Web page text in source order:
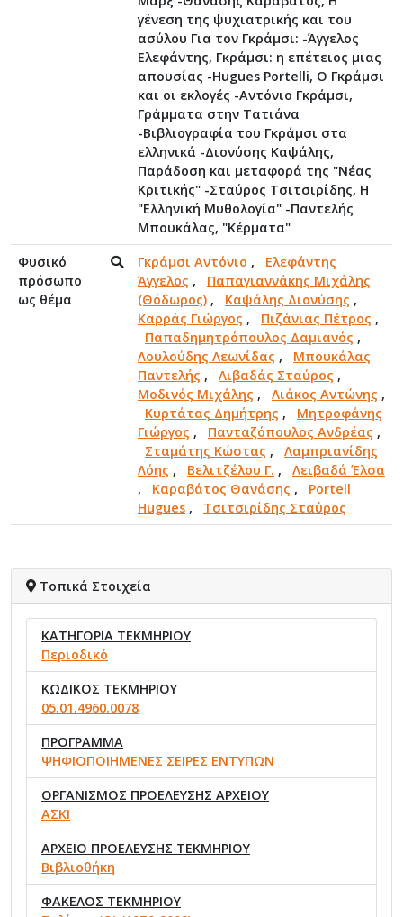
γένεση της ψυχιατρικής και του
ασύλου Για τον Γκράμσι: -Άγγελος
Ελεφάντης, Γκράμσι: η επέτειος μιας
απουσίας -Hugues Portelli, Ο Γκράμσι
και οι εκλογές -Αντόνιο Γκράμσι,
Γράμματα στην Τατιάνα
-Βιβλιογραφία του Γκράμσι στα
ελληνικά -Διονύσης Καψάλης,
Παράδοση και μεταφορά της "Νέας
Κριτικής" -Σταύρος Τσιτσιρίδης, Η
"Ελληνική Μυθολογία" -Παντελής
Μπουκάλας, "Κέρματα"
Φυσικό
πρόσωπο
ως θέμα
Γκράμσι Αντόνιο , Ελεφάντης
Άγγελος , Παπαγιαννάκης Μιχάλης
(Θόδωρος) , Καψάλης Διονύσης ,
Καρράς Γιώργος , Πιζάνιας Πέτρος ,
Παπαδημητρόπουλος Δαμιανός ,
Λουλούδης Λεωνίδας , Μπουκάλας
Παντελής , Λιβαδάς Σταύρος ,
Μοδινός Μιχάλης , Λιάκος Αντώνης ,
Κυρτάτας Δημήτρης , Μητροφάνης
Γιώργος , Πανταζόπουλος Ανδρέας ,
Σταμάτης Κώστας , Λαμπριανίδης
Λόης , Βελιτζέλου Γ. , Λειβαδά Έλσα
, Καραβάτος Θανάσης , Portell
Hugues , Τσιτσιρίδης Σταύρος
Τοπικά Στοιχεία
ΚΑΤΗΓΟΡΙΑ ΤΕΚΜΗΡΙΟΥ
Περιοδικό
ΚΩΔΙΚΟΣ ΤΕΚΜΗΡΙΟΥ
05.01.4960.0078
ΠΡΟΓΡΑΜΜΑ
ΨΗΦΙΟΠΟΙΗΜΕΝΕΣ ΣΕΙΡΕΣ ΕΝΤΥΠΩΝ
ΟΡΓΑΝΙΣΜΟΣ ΠΡΟΕΛΕΥΣΗΣ ΑΡΧΕΙΟΥ
ΑΣΚΙ
ΑΡΧΕΙΟ ΠΡΟΕΛΕΥΣΗΣ ΤΕΚΜΗΡΙΟΥ
Βιβλιοθήκη
ΦΑΚΕΛΟΣ ΤΕΚΜΗΡΙΟΥ